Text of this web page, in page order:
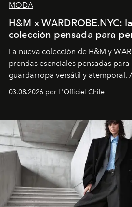
MODA
H&M x WARDROBE.NYC:
colección pensada para
La nueva colección de H&M y
prendas esenciales pensadas
guardarropa versátil y atemporal.
lanzamiento, los fundadores de la
la asesora creativa y jefa de
y la filosofía detrás de la
03.08.2026 por L'Officiel Chile